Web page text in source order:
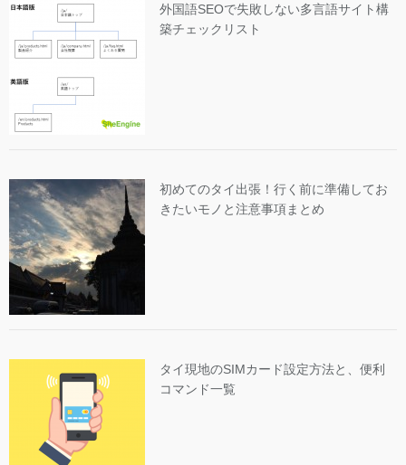
外国語SEOで失敗しない多言語サイト構
築チェックリスト
初めてのタイ出張！行く前に準備してお
きたいモノと注意事項まとめ
タイ現地のSIMカード設定方法と、便利
コマンド一覧